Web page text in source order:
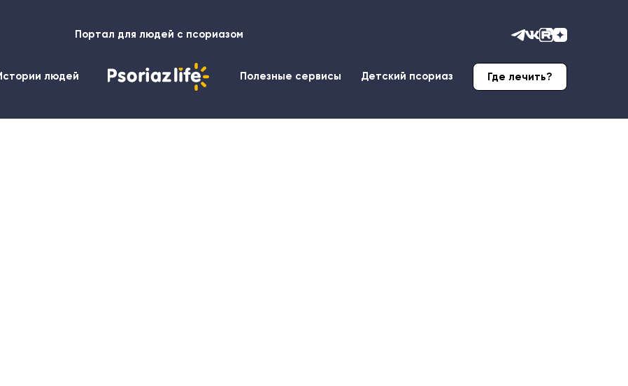
Портал для людей с псориазом
людей Полезные сервисы Детский псориаз Где лечить?